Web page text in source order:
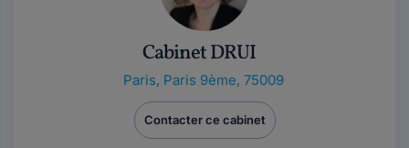
Cabinet DRUI
Paris, Paris 9ème, 75009
Contacter ce cabinet